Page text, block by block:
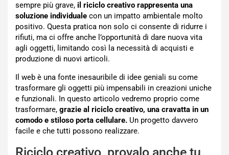
sempre più grave, il riciclo creativo rappresenta una
soluzione individuale con un impatto ambientale molto
positivo. Questa pratica non solo ci consente di ridurre i
rifiuti, ma ci offre anche l’opportunità di dare nuova vita
agli oggetti, limitando così la necessità di acquisti e
produzione di nuovi articoli.
Il web è una fonte inesauribile di idee geniali su come
trasformare gli oggetti più impensabili in creazioni uniche
e funzionali. In questo articolo vedremo proprio come
trasformare, grazie al riciclo creativo, una cravatta in un
comodo e stiloso porta cellulare. Un progetto davvero
facile e che tutti possono realizzare.